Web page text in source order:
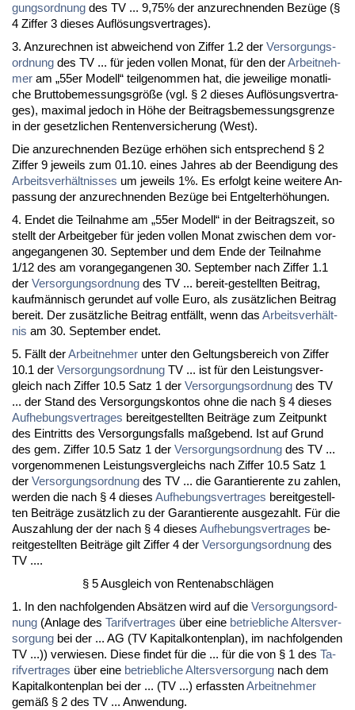
gungs­ord­nung des TV ... 9,75% der an­zu­rech­nen­den Bezüge (§
4 Zif­fer 3 die­ses Auflösungs­ver­tra­ges).
3. An­zu­rech­nen ist ab­wei­chend von Zif­fer 1.2 der Ver­sor­gungs­
ord­nung des TV ... für je­den vol­len Mo­nat, für den derAr­beit­neh­
mer am „55er Mo­dell“ teil­ge­nom­men hat, die je­wei­li­ge mo­nat­li­
che Brut­to­be­mes­sungs­größe (vgl. § 2 die­ses Auflösungs­ver­tra­
ges), ma­xi­mal je­doch in Höhe der Bei­trags­be­mes­sungs­gren­ze
in der ge­setz­li­chen Ren­ten­ver­si­che­rung (West).
Die an­zu­rech­nen­den Bezüge erhöhen sich ent­spre­chend § 2
Zif­fer 9 je­weils zum 01.10. ei­nes Jah­res ab der Be­en­di­gung des
Ar­beits­verhält­nis­ses um je­weils 1%. Es er­folgt kei­ne wei­te­re An­
pas­sung der an­zu­rech­nen­den Bezüge bei Ent­gel­terhöhun­gen.
4. En­det die Teil­nah­me am „55er Mo­dell“ in der Bei­trags­zeit, so
stellt der Ar­beit­ge­ber für je­den vol­len Mo­nat zwi­schen dem vor­
an­ge­gan­ge­nen 30. Sep­tem­ber und dem En­de der Teil­nah­me
1/12 des am vor­an­ge­gan­ge­nen 30. Sep­tem­ber nach Zif­fer 1.1
der Ver­sor­gungs­ord­nung des TV ... be­reit-ge­stell­ten Bei­trag,
kaufmännisch ge­run­det auf vol­le Eu­ro, als zusätz­li­chen Bei­trag
be­reit. Der zusätz­li­che Bei­trag entfällt, wenn das Ar­beits­verhält­
nis am 30. Sep­tem­ber en­det.
5. Fällt derAr­beit­neh­mer un­ter den Gel­tungs­be­reich von Zif­fer
10.1 der Ver­sor­gungs­ord­nung TV ... ist für den Leis­tungs­ver­
gleich nach Zif­fer 10.5 Satz 1 der Ver­sor­gungs­ord­nung des TV
... der Stand des Ver­sor­gungs­kon­tos oh­ne die nach § 4 die­ses
Auf­he­bungs­ver­tra­ges be­reit­ge­stell­ten Beiträge zum Zeit­punkt
des Ein­tritts des Ver­sor­gungs­falls maßge­bend. Ist auf Grund
des gem. Zif­fer 10.5 Satz 1 der Ver­sor­gungs­ord­nung des TV ...
vor­ge­nom­me­nen Leis­tungs­ver­gleichs nach Zif­fer 10.5 Satz 1
der Ver­sor­gungs­ord­nung des TV ... die Ga­ran­tie­ren­te zu zah­len,
wer­den die nach § 4 die­ses Auf­he­bungs­ver­tra­ges be­reit­ge­stell­
ten Beiträge zusätz­lich zu der Ga­ran­tie­ren­te aus­ge­zahlt. Für die
Aus­zah­lung der der nach § 4 die­ses Auf­he­bungs­ver­tra­ges be­
reit­ge­stell­ten Beiträge gilt Zif­fer 4 der Ver­sor­gungs­ord­nung des
TV ....
§ 5 Aus­gleich von Ren­ten­ab­schlägen
1. In den nach­fol­gen­den Absätzen wird auf die Ver­sor­gungs­ord­
nung (An­la­ge des Ta­rif­ver­tra­ges über ei­ne be­trieb­li­che Al­ters­ver­
sor­gung bei der ... AG (TV Ka­pi­tal­kon­ten­plan), im nach­fol­gen­den
TV ...)) ver­wie­sen. Die­se fin­det für die ... für die von § 1 des Ta­
rif­ver­tra­ges über ei­ne be­trieb­li­che Al­ters­ver­sor­gung nach dem
Ka­pi­tal­kon­ten­plan bei der ... (TV ...) er­fass­tenAr­beit­neh­mer
gemäß § 2 des TV ... An­wen­dung.